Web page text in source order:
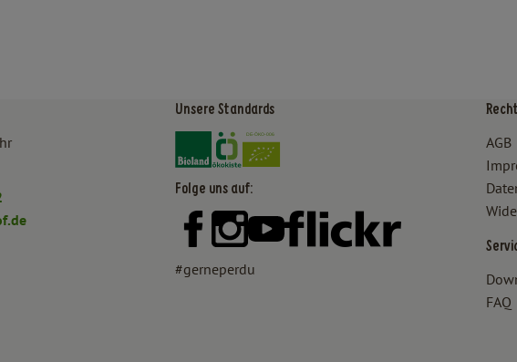
Unsere Standards
Externer Link zu https://www.bioland.de/
Externer Link zu https://www.oekokiste.de/
Folge uns auf:
Externer Link zu https://www.facebook.com/
Externer Link zu https://
Externer Link zu https://Externer Link zu
#gerneperdu
AGB
FAQ